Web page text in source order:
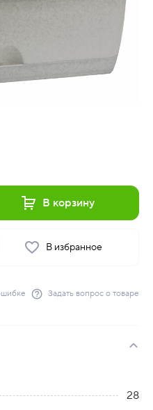
В корзину
В избранное
Задать вопрос о товаре
28